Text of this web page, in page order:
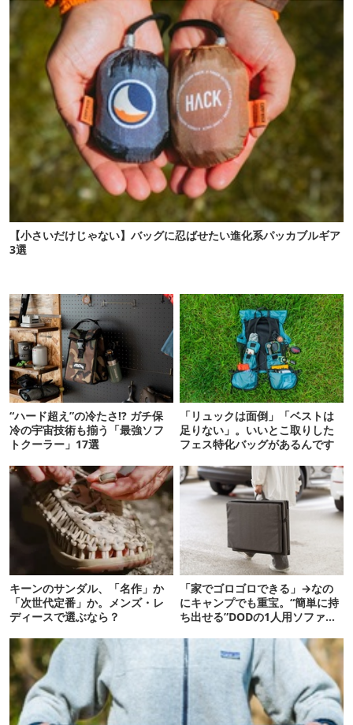
【小さいだけじゃない】バッグに忍ばせたい進化系パッカブルギア
3選
“ハード超え”の冷たさ!? ガチ保
冷の宇宙技術も揃う「最強ソフ
トクーラー」17選
「リュックは面倒」「ベストは
足りない」。いいとこ取りした
フェス特化バッグがあるんです
キーンのサンダル、「名作」か
「次世代定番」か。メンズ・レ
ディースで選ぶなら？
「家でゴロゴロできる」→なの
にキャンプでも重宝。“簡単に持
ち出せる”DODの1人用ソファが